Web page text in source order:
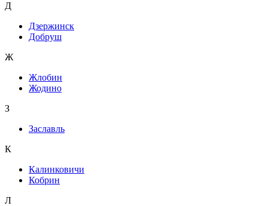
Д
Дзержинск
Добруш
Ж
Жлобин
Жодино
З
Заславль
К
Калинковичи
Кобрин
Л